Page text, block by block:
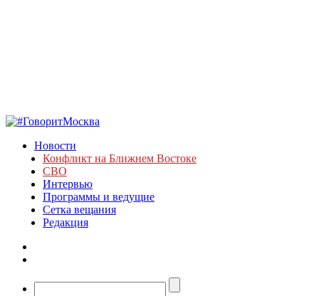
Новости
Конфликт на Ближнем Востоке
СВО
Интервью
Программы и ведущие
Сетка вещания
Редакция